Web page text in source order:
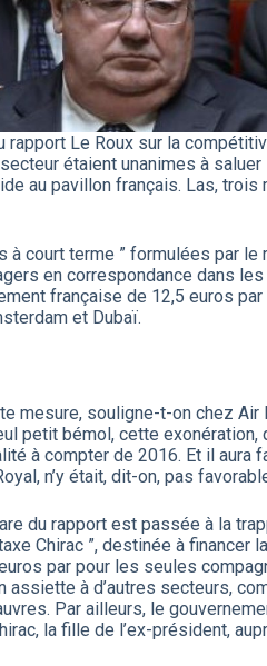
rapport Le Roux sur la
étaient unanimes à
au pavillon français. Las,
à court terme ” formulées par
en correspondance dans
française de 12,5 euros
et Dubaï.
mesure, souligne-t-on chez
petit bémol, cette
à compter de 2016. Et il
n’y était, dit-on, pas
du rapport est passée à la
Chirac ”, destinée à
par pour les seules
assiette à d’autres secteurs,
Par ailleurs, le
la fille de l’ex-président,